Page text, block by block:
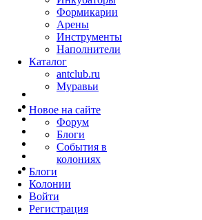
Формикарии
Арены
Инструменты
Наполнители
Каталог
antclub.ru
Муравьи
Новое на сайте
Форум
Блоги
События в
колониях
Блоги
Колонии
Войти
Peгиcтpaция